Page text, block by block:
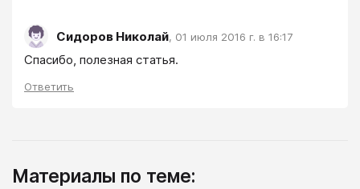
Сидоров Николай, 01 июля 2016 г. в 16:17
Спасибо, полезная статья.
Ответить
Материалы по теме: